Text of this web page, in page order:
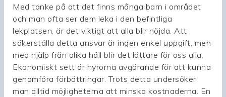
Med tanke på att det finns många barn i området
och man ofta ser dem leka i den befintliga
lekplatsen, är det viktigt att alla blir nöjda. Att
säkerställa detta ansvar är ingen enkel uppgift, men
med hjälp från olika håll blir det lättare för oss alla.
Ekonomiskt sett är hyrorna avgörande för att kunna
genomföra förbättringar. Trots detta undersöker
man alltid möjligheterna att minska kostnaderna. En